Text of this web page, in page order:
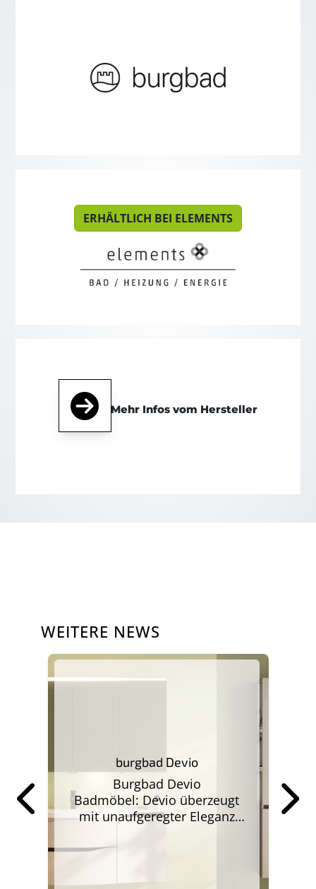
ERHÄLTLICH BEI ELEMENTS
Mehr Infos vom Hersteller
WEITERE NEWS
burgbad Devio
Burgbad Devio
Badmöbel: Devio überzeugt
mit unaufgeregter Eleganz
Schlanken Proportionen und
einladend. Grifflos, ruhig und
weiterlesen